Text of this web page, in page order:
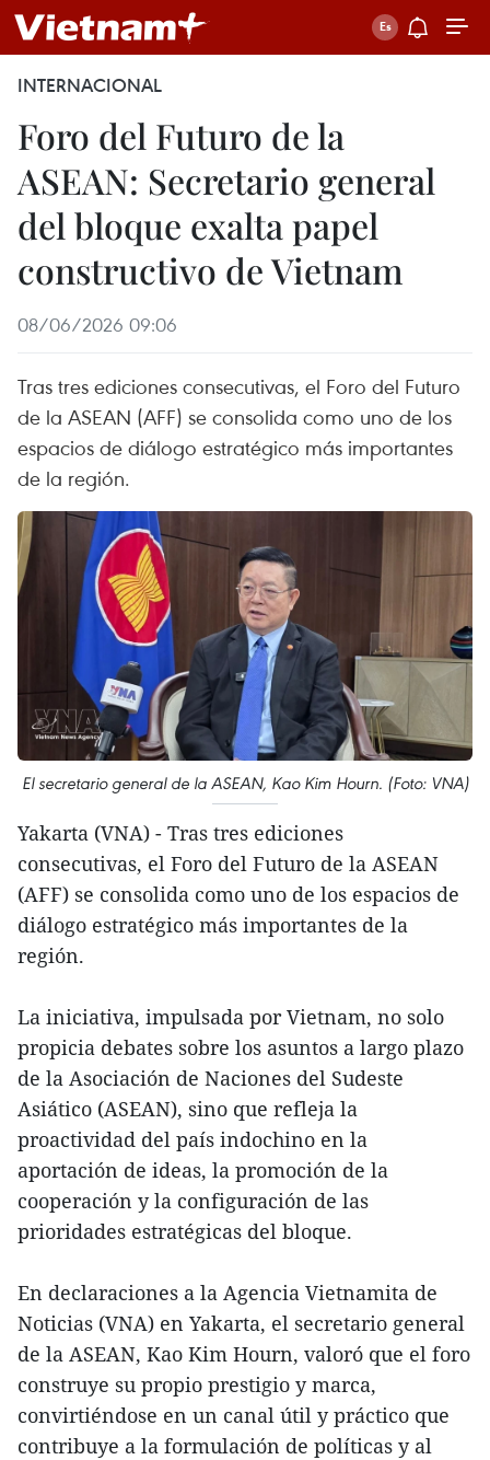
INTERNACIONAL
Foro del Futuro de la
ASEAN: Secretario general
del bloque exalta papel
constructivo de Vietnam
08/06/2026 09:06
Tras tres ediciones consecutivas, el Foro del Futuro
de la ASEAN (AFF) se consolida como uno de los
espacios de diálogo estratégico más importantes
de la región.
El secretario general de la ASEAN, Kao Kim Hourn. (Foto: VNA)
Yakarta (VNA) - Tras tres ediciones
consecutivas, el Foro del Futuro de la ASEAN
(AFF) se consolida como uno de los espacios de
diálogo estratégico más importantes de la
región.
La iniciativa, impulsada por Vietnam, no solo
propicia debates sobre los asuntos a largo plazo
de la Asociación de Naciones del Sudeste
Asiático (ASEAN), sino que refleja la
proactividad del país indochino en la
aportación de ideas, la promoción de la
cooperación y la configuración de las
prioridades estratégicas del bloque.
En declaraciones a la Agencia Vietnamita de
Noticias (VNA) en Yakarta, el secretario general
de la ASEAN, Kao Kim Hourn, valoró que el foro
construye su propio prestigio y marca,
convirtiéndose en un canal útil y práctico que
contribuye a la formulación de políticas y al